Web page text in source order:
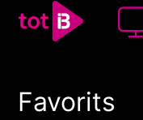
00:00
Favorits